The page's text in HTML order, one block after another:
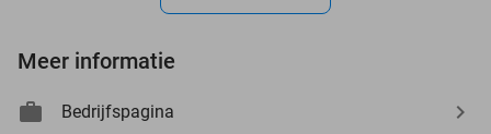
Meer informatie
Bedrijfspagina